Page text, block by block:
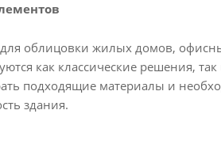
облицовки жилых домов,
как классические решения,
подходящие материалы и
здания.